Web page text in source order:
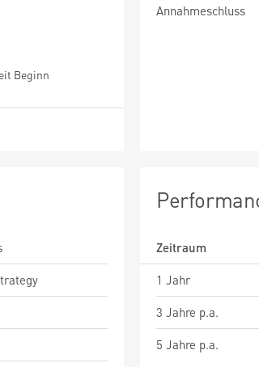
Beginn
Annahmeschluss
Zeitraum
1 Jahr
3 Jahre p.a.
5 Jahre p.a.